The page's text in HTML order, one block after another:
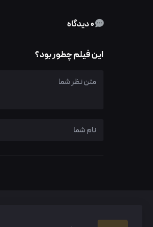
0 دیدگاه
این فیلم چطور بود؟